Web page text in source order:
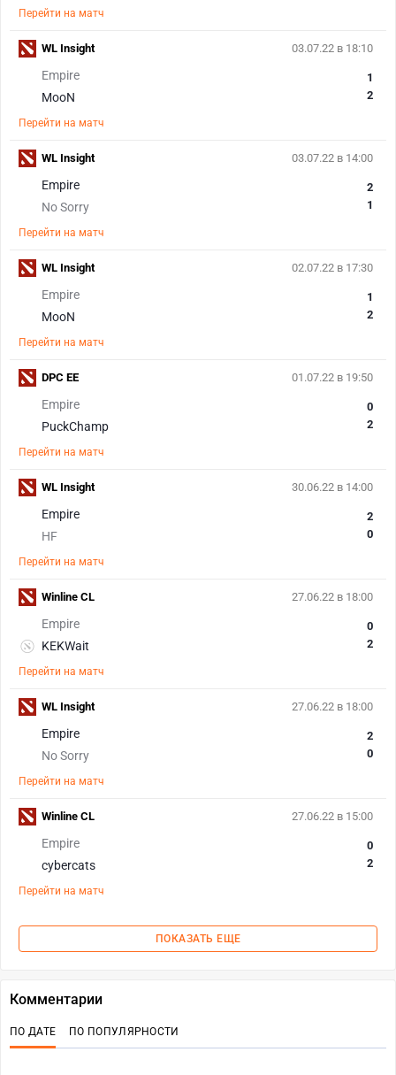
Перейти на матч
03.07.22 в 18:10
Empire
MooN
1
2
Перейти на матч
WL Insight
03.07.22 в 14:00
Empire
No Sorry
2
1
Перейти на матч
WL Insight
02.07.22 в 17:30
Empire
MooN
1
2
Перейти на матч
WL Insight
01.07.22 в 19:50
Empire
PuckChamp
0
2
Перейти на матч
DPC EE
30.06.22 в 14:00
Empire
HF
2
0
Перейти на матч
WL Insight
27.06.22 в 18:00
Empire
KEKWait
0
2
Перейти на матч
Winline CL
27.06.22 в 18:00
Empire
No Sorry
2
0
Перейти на матч
WL Insight
27.06.22 в 15:00
Empire
cybercats
0
2
Перейти на матч
Winline CL
ПОКАЗАТЬ ЕЩЕ
Комментарии
ПО ДАТЕ ПО ПОПУЛЯРНОСТИ